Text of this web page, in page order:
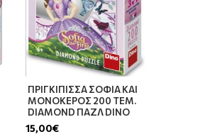
ΠΡΙΓΚΙΠΙΣΣΑ ΣΟΦΙΑ ΚΑΙ
ΜΟΝΟΚΕΡΟΣ 200 ΤΕΜ.
DIAMOND ΠΑΖΛ DINO
15,00€